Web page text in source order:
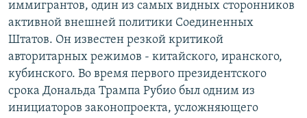
иммигрантов, один из самых видных сторонников
активной внешней политики Соединенных
Штатов. Он известен резкой критикой
авторитарных режимов - китайского, иранского,
кубинского. Во время первого президентского
срока Дональда Трампа Рубио был одним из
инициаторов законопроекта, усложняющего